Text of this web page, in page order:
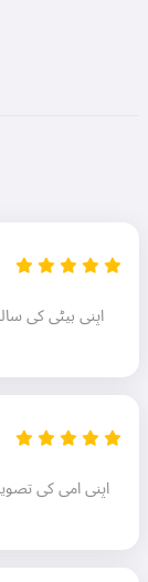
اپنی بیٹی کی
اپنی امی کی